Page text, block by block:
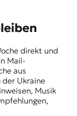
direkt und
Mail-
aus
der Ukraine
Musik